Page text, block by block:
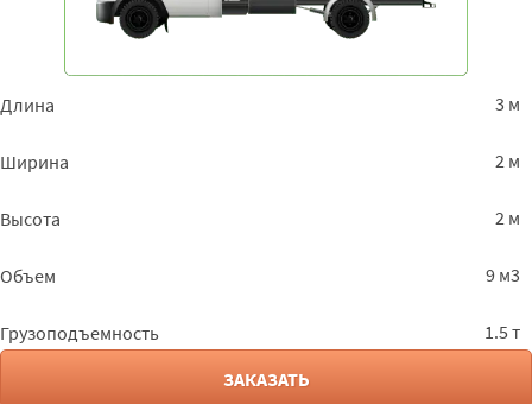
Длина 3 м
Ширина 2 м
Высота 2 м
Объем 9 м3
Грузоподъемность
1.5 т
ЗАКАЗАТЬ